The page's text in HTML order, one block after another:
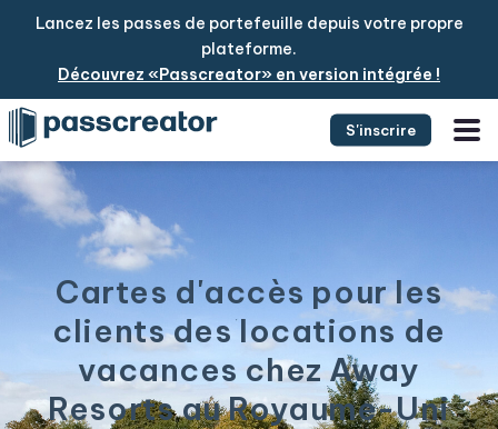
Lancez les passes de portefeuille depuis votre propre
plateforme.
Découvrez «Passcreator» en version intégrée !
S'inscrire
Cartes d'accès pour les
clients des locations de
vacances chez Away
Resorts au Royaume-Uni